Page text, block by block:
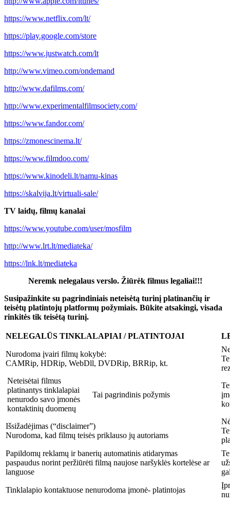
https://www.netflix.com/lt/
https://play.google.com/store
https://www.justwatch.com/lt
http://www.vimeo.com/ondemand
http://www.dafilms.com/
http://www.experimentalfilmsociety.com/
https://www.fandor.com/
https://zmonescinema.lt/
https://www.filmdoo.com/
https://www.kinodeli.lt/namu-kinas
https://skalvija.lt/virtuali-sale/
TV laidų, filmų kanalai
https://www.youtube.com/user/mosfilm
http://www.lrt.lt/mediateka/
https://lnk.lt/mediateka
Neremk nelegalaus verslo. Žiūrėk filmus legaliai!!!
Susipažinkite su pagrindiniais neteisėtą turinį platinančių ir
teisėtų platintojų platformų požymiais. Būkite atsakingi, visada
rinkitės tik teisėtą turinį.
NELEGALŪS TINKLALAPIAI / PLATINTOJAI
Nurodoma įvairi filmų kokybė:
CAMRip, HDRip, WebDll, DVDRip, BRRip, kt.
Neteisėtai filmus
platinantys tinklalapiai
nenurodo savo įmonės
kontaktinių duomenų
Tai pagrindinis požymis
Išsižadėjimas (“disclaimer”)
Nurodoma, kad filmų teisės priklauso jų autoriams
Papildomų reklamų ir banerių automatinis atidarymas
paspaudus norint peržiūrėti filmą naujose naršyklės kortelėse ar
languose
Tinklalapio kontaktuose nenurodoma įmonė- platintojas